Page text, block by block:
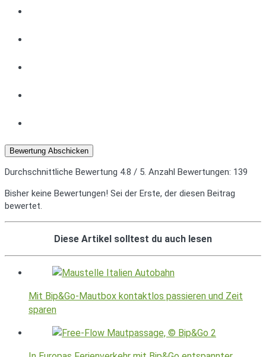
Bewertung Abschicken
Durchschnittliche Bewertung 4.8 / 5. Anzahl Bewertungen: 139
Bisher keine Bewertungen! Sei der Erste, der diesen Beitrag
bewertet.
Diese Artikel solltest du auch lesen
Mit Bip&Go-Mautbox kontaktlos passieren und Zeit
sparen